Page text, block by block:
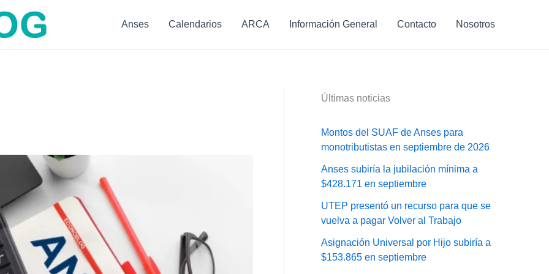
Anses Calendarios ARCA Información General Contacto Nosotros
Últimas noticias
Montos del SUAF de Anses para
monotributistas en septiembre de 2026
Anses subiría la jubilación mínima a
$428.171 en septiembre
UTEP presentó un recurso para que se
vuelva a pagar Volver al Trabajo
Asignación Universal por Hijo subiría a
$153.865 en septiembre